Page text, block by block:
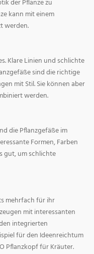
der Pflanze zu
kann mit einem
werden.
Klare Linien und schlichte
sind die richtige
mit Stil. Sie können aber
werden.
die Pflanzgefäße im
Formen, Farben
gut, um schlichte
mehrfach für ihr
mit interessanten
integrierten
für den Ideenreichtum
Pflanzkopf für Kräuter.